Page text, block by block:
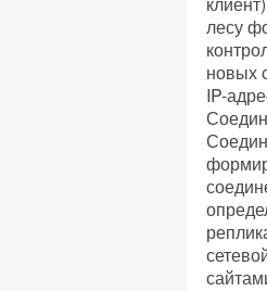
лесу
новых
IP-